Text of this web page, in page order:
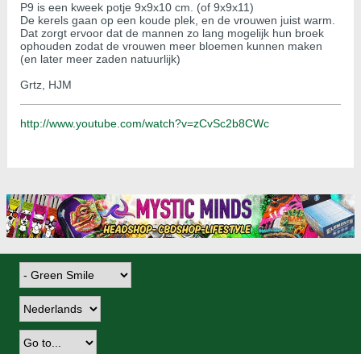
P9 is een kweek potje 9x9x10 cm. (of 9x9x11)
De kerels gaan op een koude plek, en de vrouwen juist warm.
Dat zorgt ervoor dat de mannen zo lang mogelijk hun broek
ophouden zodat de vrouwen meer bloemen kunnen maken
(en later meer zaden natuurlijk)
Grtz, HJM
http://www.youtube.com/watch?v=zCvSc2b8CWc